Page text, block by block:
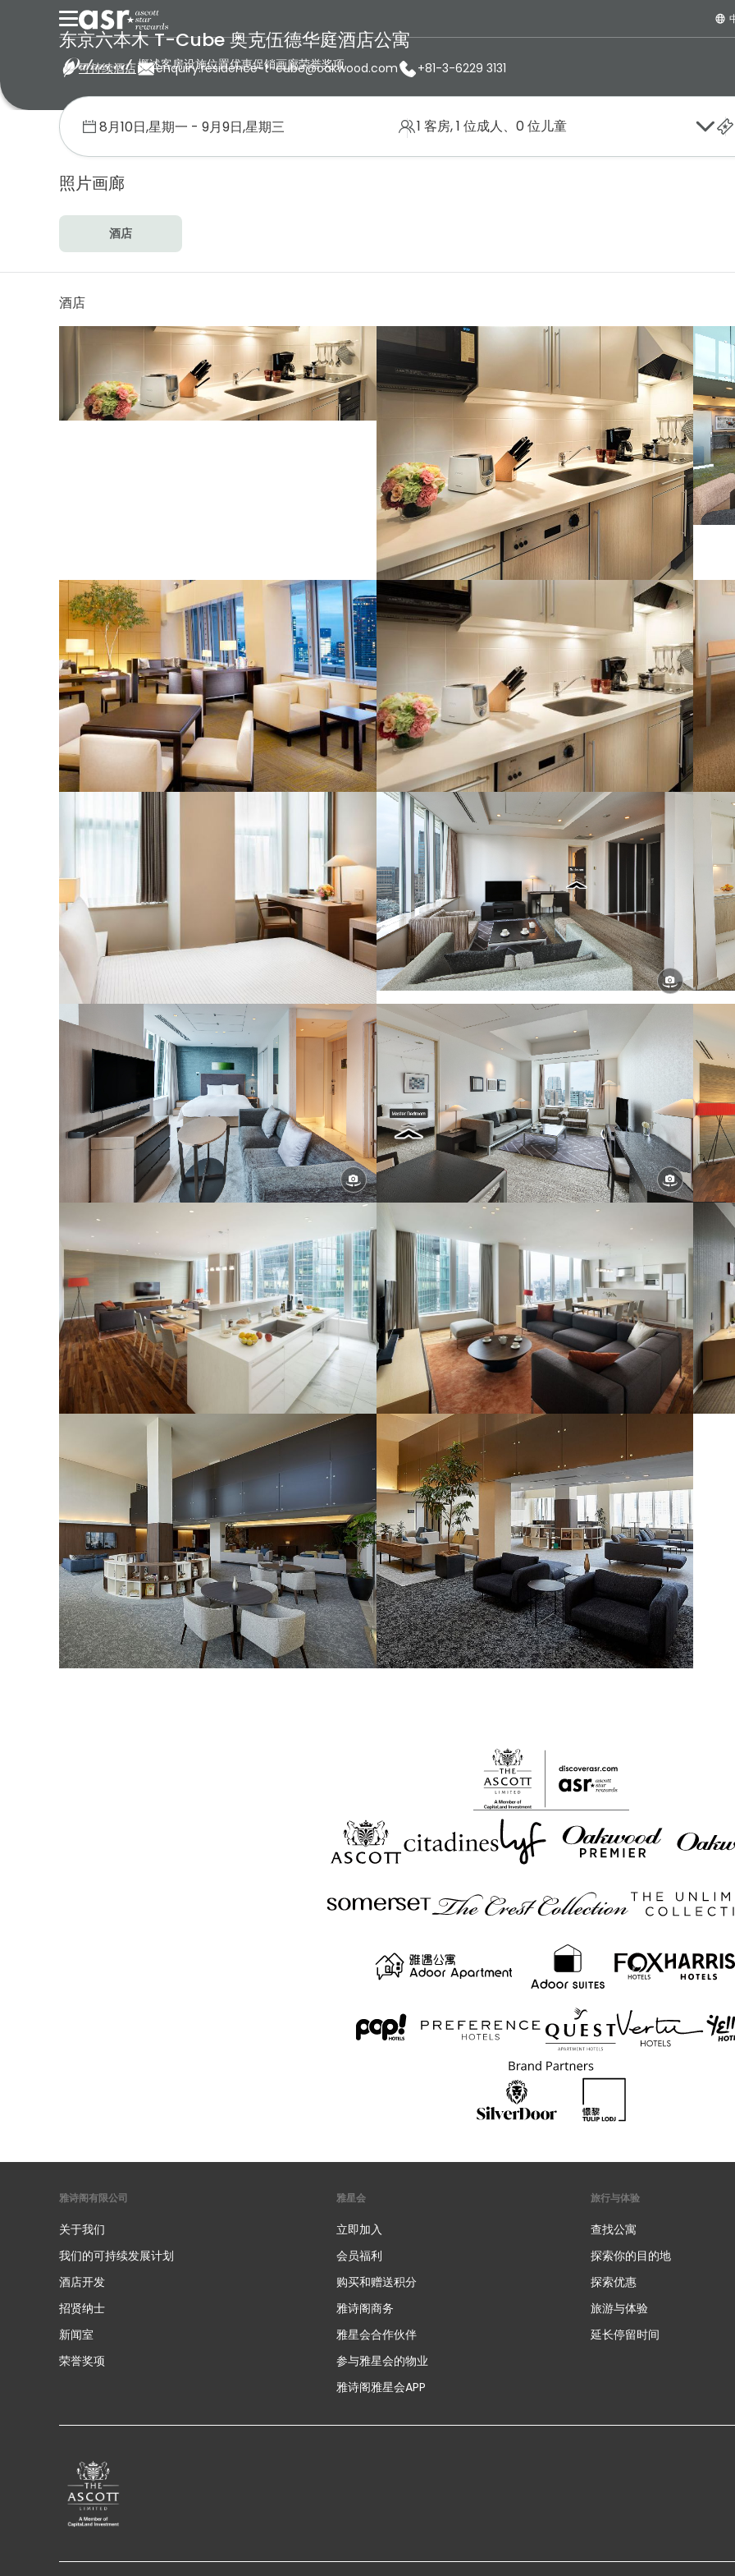
概述客房设施位置优惠促销画廊荣誉奖项
1 客房, 1 位成人、0 位儿童
东京六本木 T-Cube 奥克伍德华庭酒店公寓
可持续酒店 enquiry.residence-t-cube@oakwood.com +81-3-6229 3131
首页 奥克伍德 日本 东京六本木 T-Cube 奥克伍德华庭酒店公寓 画廊
照片画廊
酒店
酒店
雅诗阁有限公司
关于我们
我们的可持续发展计划
酒店开发
招贤纳士
新闻室
荣誉奖项
雅星会
立即加入
会员福利
购买和赠送积分
雅诗阁商务
雅星会合作伙伴
参与雅星会的物业
雅诗阁雅星会APP
旅行与体验
查找公寓
探索你的目的地
探索优惠
旅游与体验
延长停留时间